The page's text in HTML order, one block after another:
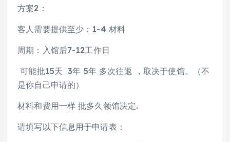
方案2：
客人需要提供至少：1-4 材料
周期：入馆后7-12工作日
可能批15天 3年 5年 多次往返 ，取决于使馆。（不
是你自己申请的）
材料和费用一样 批多久领馆决定.
请填写以下信息用于申请表：